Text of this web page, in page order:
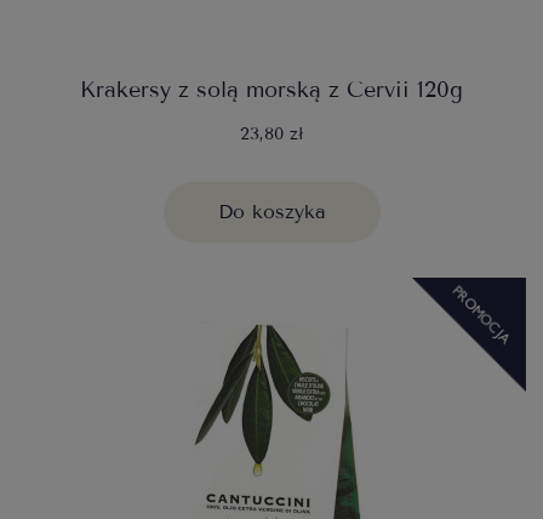
Krakersy z solą morską z Cervii 120g
23,80 zł
Do koszyka